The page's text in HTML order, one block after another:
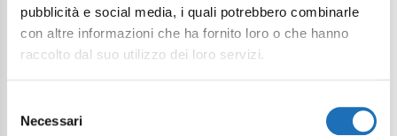
pubblicità e social media, i quali potrebbero combinarle
con altre informazioni che ha fornito loro o che hanno
raccolto dal suo utilizzo dei loro servizi.
delNecessari
piattaforme posizionate in mare e durerà
circa 25 minuti. Gli effetti pirotecnici
saranno sincronizzati con sei celebri
illuminerà il cielo, la spiaggia e il mare di